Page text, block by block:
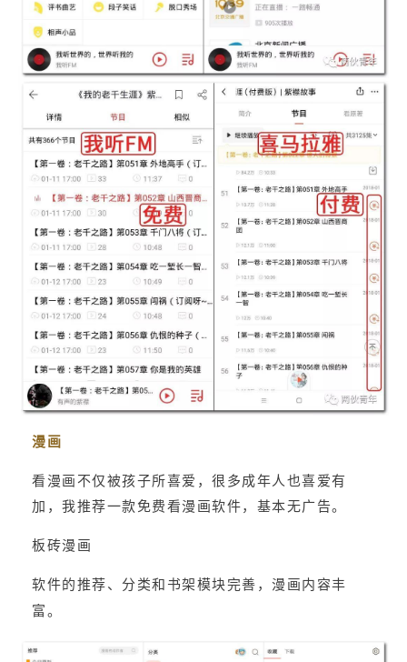
漫画
看漫画不仅被孩子所喜爱，很多成年人也喜爱有
加，我推荐一款免费看漫画软件，基本无广告。
板砖漫画
软件的推荐、分类和书架模块完善，漫画内容丰
富。